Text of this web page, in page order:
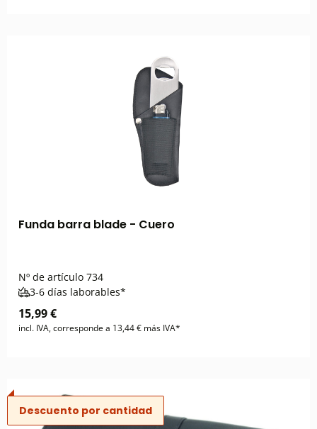
Funda barra blade - Cuero
Nº de artículo 734
3-6 días laborables*
15,99 €
incl. IVA, corresponde a 13,44 € más IVA*
Descuento por cantidad